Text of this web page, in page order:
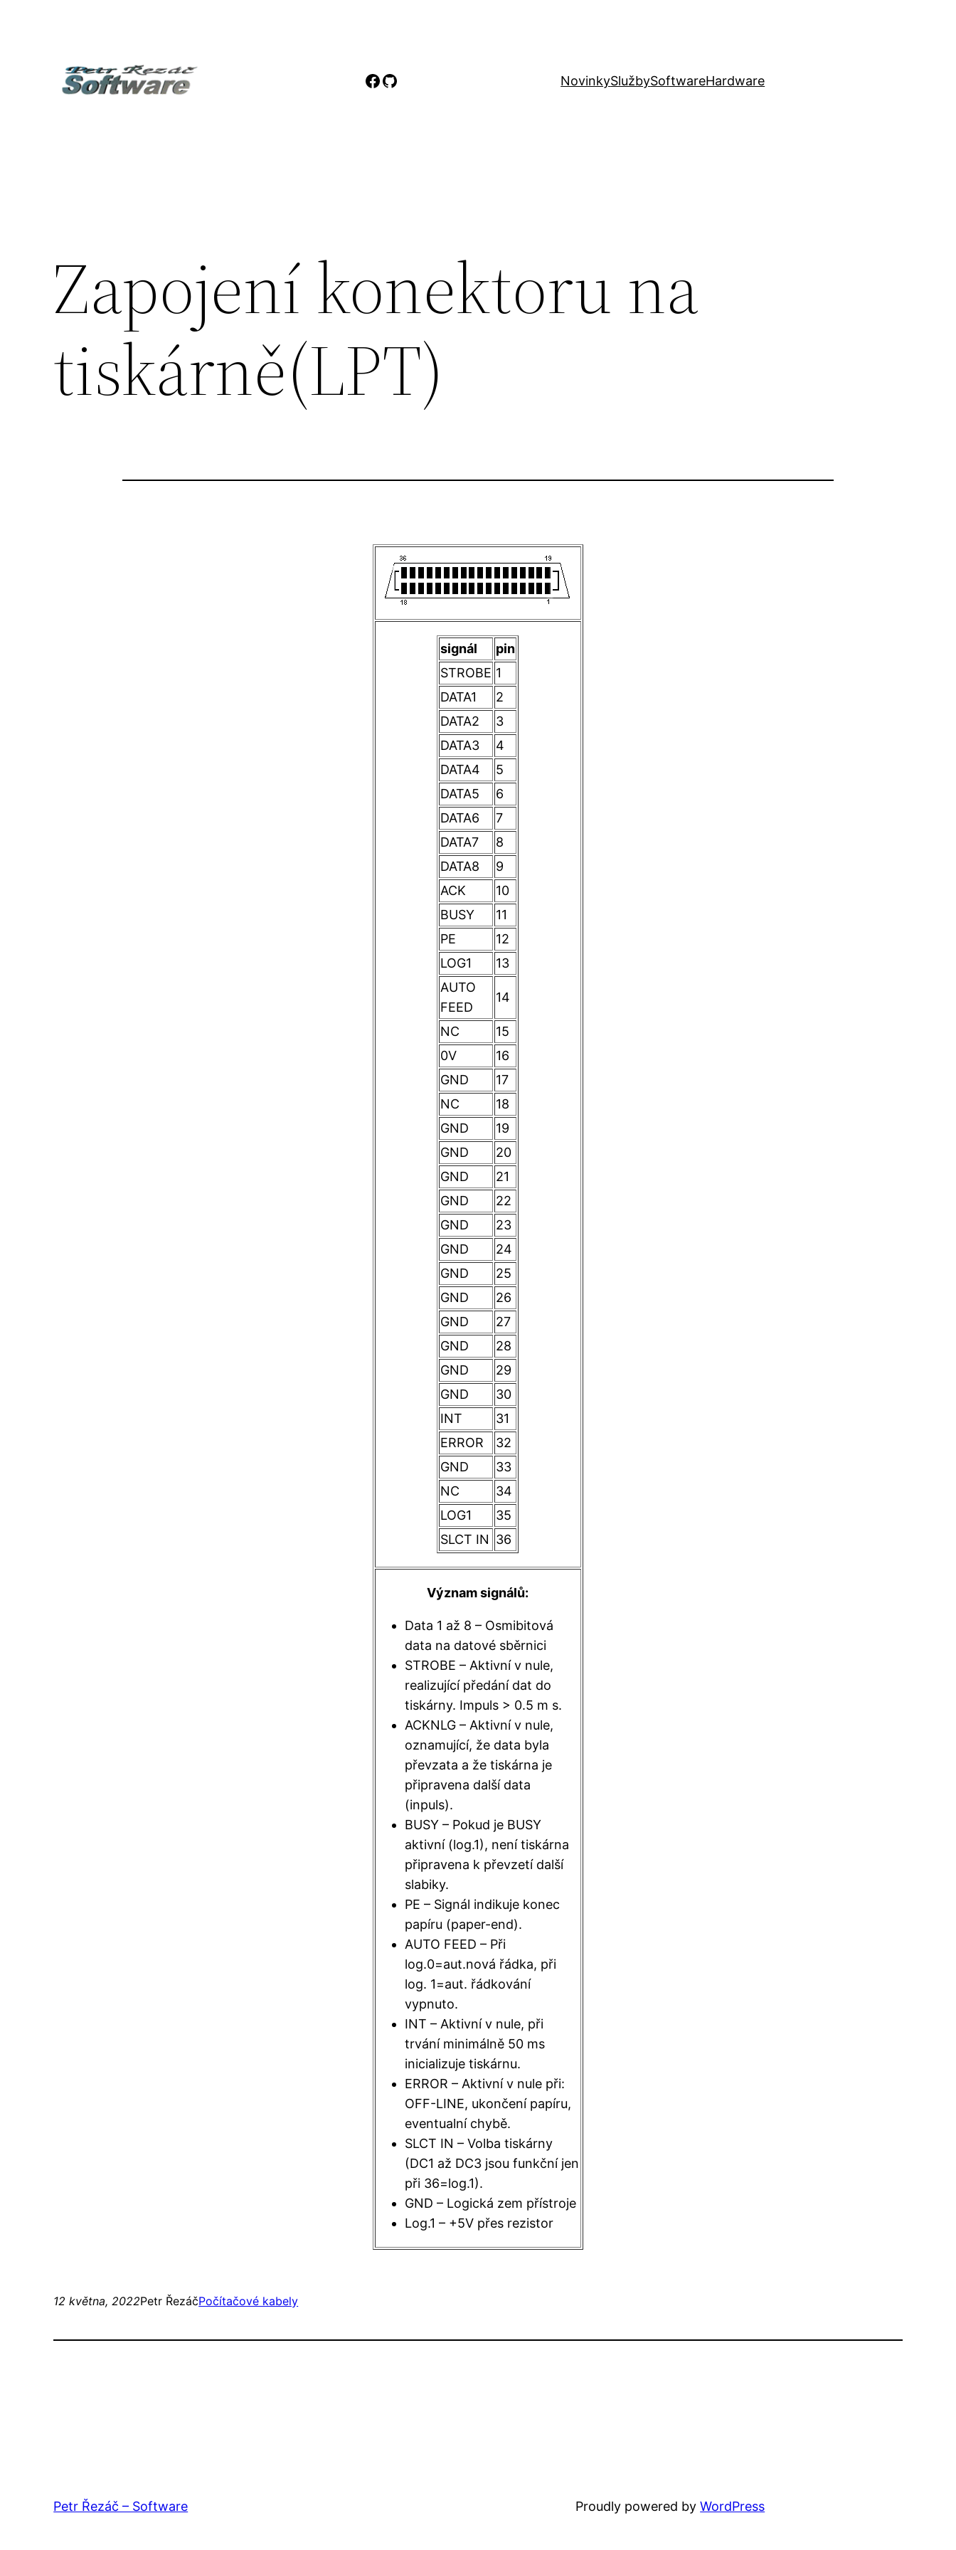
Facebook
GitHub NovinkySlužbySoftwareHardware
Zapojení konektoru na
tiskárně(LPT)
signál
pin
STROBE 1
DATA1
2
DATA2
3
DATA3
4
DATA4
5
DATA5
6
DATA6
7
DATA7
8
DATA8
9
ACK
10
BUSY
11
PE
12
LOG1
13
AUTO
FEED
14
NC
15
0V
16
GND
17
NC
18
GND
19
GND
20
GND
21
GND
22
GND
23
GND
24
GND
25
GND
26
GND
27
GND
28
GND
29
GND
30
INT
31
ERROR
32
GND
33
NC
34
LOG1
35
SLCT IN 36
Význam signálů:
Data 1 až 8 – Osmibitová
data na datové sběrnici
STROBE – Aktivní v nule,
realizující předání dat do
tiskárny. Impuls > 0.5 m s.
ACKNLG – Aktivní v nule,
oznamující, že data byla
převzata a že tiskárna je
připravena další data
(inpuls).
BUSY – Pokud je BUSY
aktivní (log.1), není tiskárna
připravena k převzetí další
slabiky.
PE – Signál indikuje konec
papíru (paper-end).
AUTO FEED – Při
log.0=aut.nová řádka, při
log. 1=aut. řádkování
vypnuto.
INT – Aktivní v nule, při
trvání minimálně 50 ms
inicializuje tiskárnu.
ERROR – Aktivní v nule při:
OFF-LINE, ukončení papíru,
eventualní chybě.
SLCT IN – Volba tiskárny
(DC1 až DC3 jsou funkční jen
při 36=log.1).
GND – Logická zem přístroje
Log.1 – +5V přes rezistor
12 května, 2022Petr ŘezáčPočítačové kabely
Petr Řezáč – Software Proudly powered byWordPress